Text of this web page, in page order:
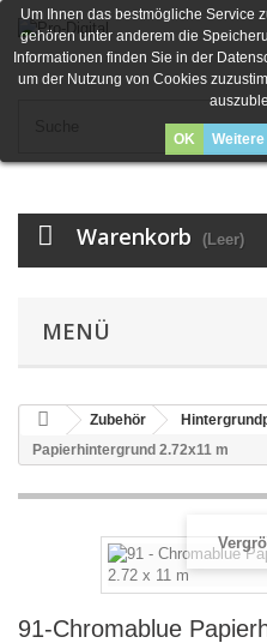
Warenkorb (Leer)
MENÜ
Um Ihnen das bestmögliche Service
gehören unter anderem die
Informationen finden Sie in der
um der Nutzung von Cookies
OK
Zubehör
Papierhintergrund 2.72x11 m
91-Chromablue